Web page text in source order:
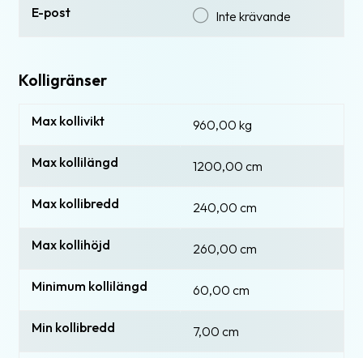
E-post Inte krävande
Kolligränser
Max kollivikt 960,00 kg
Max kollilängd 1200,00 cm
Max kollibredd 240,00 cm
Max kollihöjd 260,00 cm
Minimum kollilängd 60,00 cm
Min kollibredd 7,00 cm